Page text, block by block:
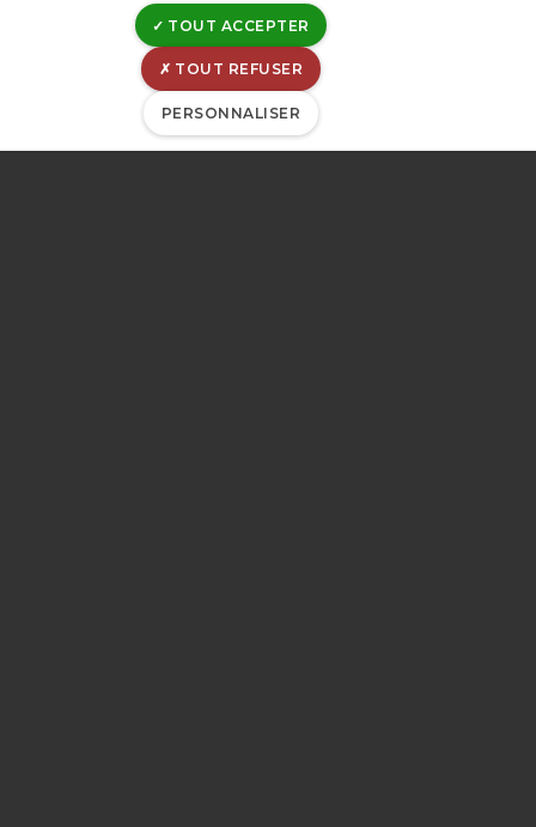
TOUT ACCEPTER
TOUT REFUSER
PERSONNALISER